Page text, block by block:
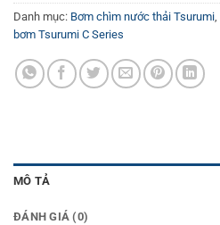
Danh mục: Bơm chìm nước thải Tsurumi
bơm Tsurumi C Series
MÔ TẢ
ĐÁNH GIÁ (0)